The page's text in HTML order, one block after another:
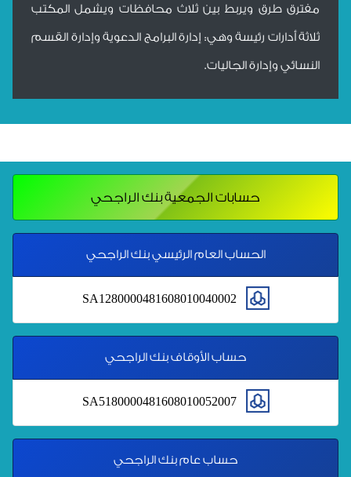
مفترق طرق ويربط بين ثلاث محافظات ويشمل المكتب
ثلاثة أدارات رئيسة وهي: إدارة البرامج الدعوية وإدارة القسم
النسائي وإدارة الجاليات.
حسابات الجمعية بنك الراجحي
الحساب العام الرئيسي بنك الراجحي
حساب الأوقاف بنك الراجحي
SA5180000481608010052007
حساب عام بنك الراجحي